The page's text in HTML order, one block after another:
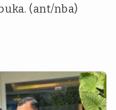
(ant/nba)